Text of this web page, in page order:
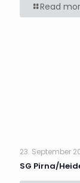
Read
23. September
SG Pirna/